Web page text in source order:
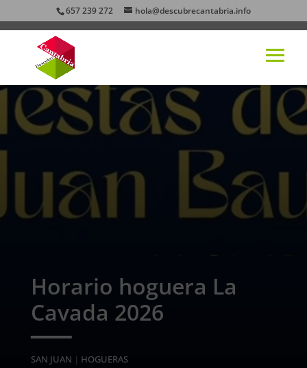
657 239 272 hola@descubrecantabria.info
Horario hoguera La
Cavada 2026
SAN JUAN | HOGUERAS